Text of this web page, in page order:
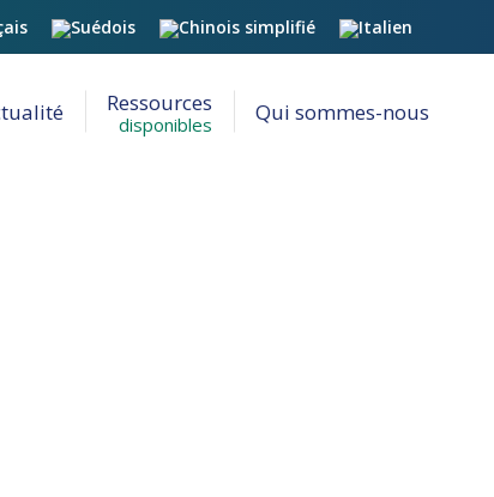
Ressources
disponibles Qui sommes-nous